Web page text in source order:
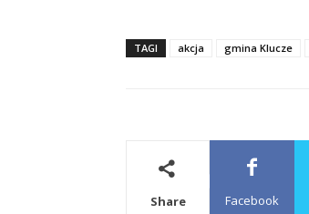
TAGI akcja gmina Klucze
Share Facebook